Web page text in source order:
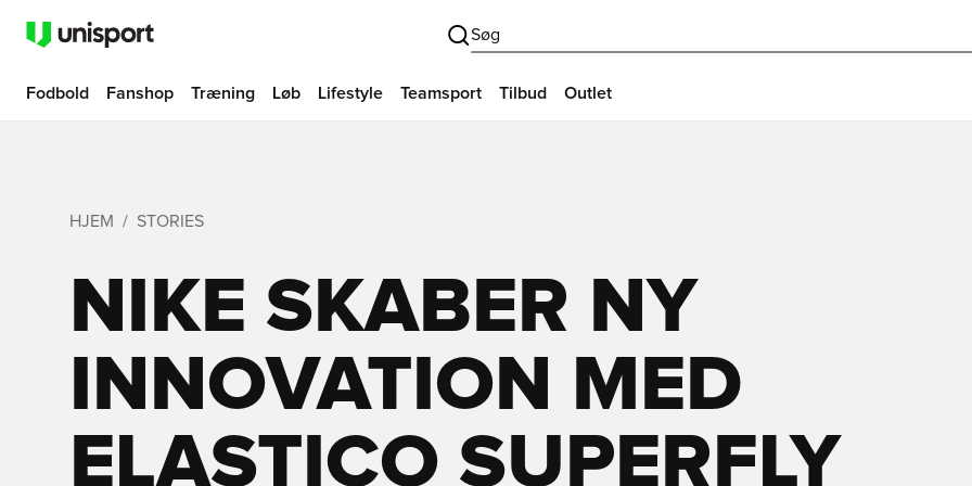
Søg
Fodbold Fanshop Træning Løb Lifestyle Teamsport Tilbud Outlet
HJEM STORIES
NIKE SKABER NY
INNOVATION MED
ELASTICO SUPERFLY